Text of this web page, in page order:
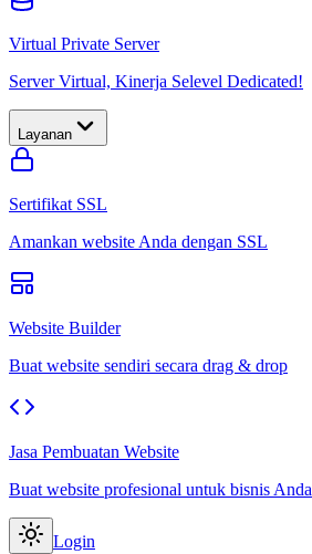
Virtual Private Server
Server Virtual, Kinerja Selevel Dedicated!
Layanan
Sertifikat SSL
Amankan website Anda dengan SSL
Website Builder
Buat website sendiri secara drag & drop
Jasa Pembuatan Website
Buat website profesional untuk bisnis Anda
Login